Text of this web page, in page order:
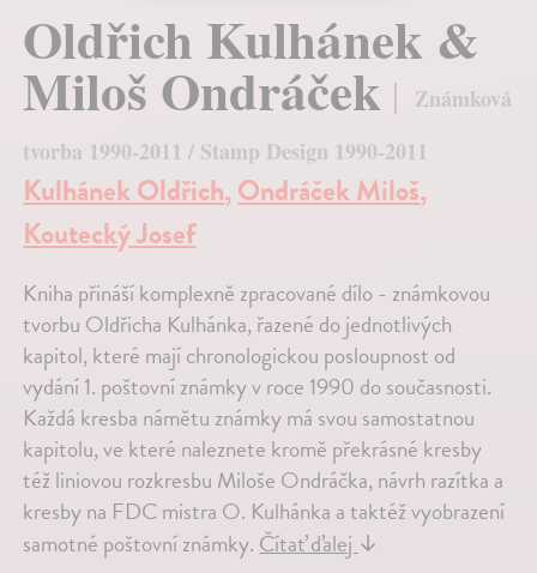
Oldřich Kulhánek &
Miloš Ondráček
Známková
tvorba 1990-2011 / Stamp Design 1990-2011
Kulhánek Oldřich,Ondráček Miloš,
Koutecký Josef
Kniha přináší komplexně zpracované dílo - známkovou
tvorbu Oldřicha Kulhánka, řazené do jednotlivých
kapitol, které mají chronologickou posloupnost od
vydání 1. poštovní známky v roce 1990 do současnosti.
Každá kresba námětu známky má svou samostatnou
kapitolu, ve které naleznete kromě překrásné kresby
též liniovou rozkresbu Miloše Ondráčka, návrh razítka a
kresby na FDC mistra O. Kulhánka a taktéž vyobrazení
samotné poštovní známky. Čítať ďalej ↓